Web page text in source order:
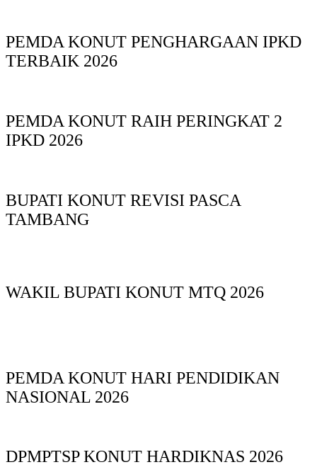
PEMDA KONUT PENGHARGAAN IPKD
TERBAIK 2026
PEMDA KONUT RAIH PERINGKAT 2
IPKD 2026
BUPATI KONUT REVISI PASCA
TAMBANG
WAKIL BUPATI KONUT MTQ 2026
PEMDA KONUT HARI PENDIDIKAN
NASIONAL 2026
DPMPTSP KONUT HARDIKNAS 2026